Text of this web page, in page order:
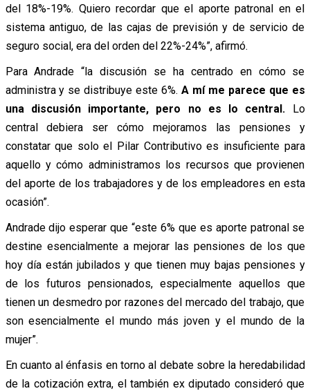
del 18%-19%. Quiero recordar que el aporte patronal en el
sistema antiguo, de las cajas de previsión y de servicio de
seguro social, era del orden del 22%-24%”, afirmó.
Para Andrade “la discusión se ha centrado en cómo se
administra y se distribuye este 6%. A mí me parece que es
una discusión importante, pero no es lo central. Lo
central debiera ser cómo mejoramos las pensiones y
constatar que solo el Pilar Contributivo es insuficiente para
aquello y cómo administramos los recursos que provienen
del aporte de los trabajadores y de los empleadores en esta
ocasión”.
Andrade dijo esperar que “este 6% que es aporte patronal se
destine esencialmente a mejorar las pensiones de los que
hoy día están jubilados y que tienen muy bajas pensiones y
de los futuros pensionados, especialmente aquellos que
tienen un desmedro por razones del mercado del trabajo, que
son esencialmente el mundo más joven y el mundo de la
mujer”.
En cuanto al énfasis en torno al debate sobre la heredabilidad
de la cotización extra, el también ex diputado consideró que